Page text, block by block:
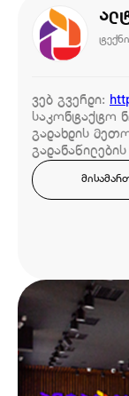
ვებ გვერდი:
საკონტაქტო
გადახდის
გადანაწილების